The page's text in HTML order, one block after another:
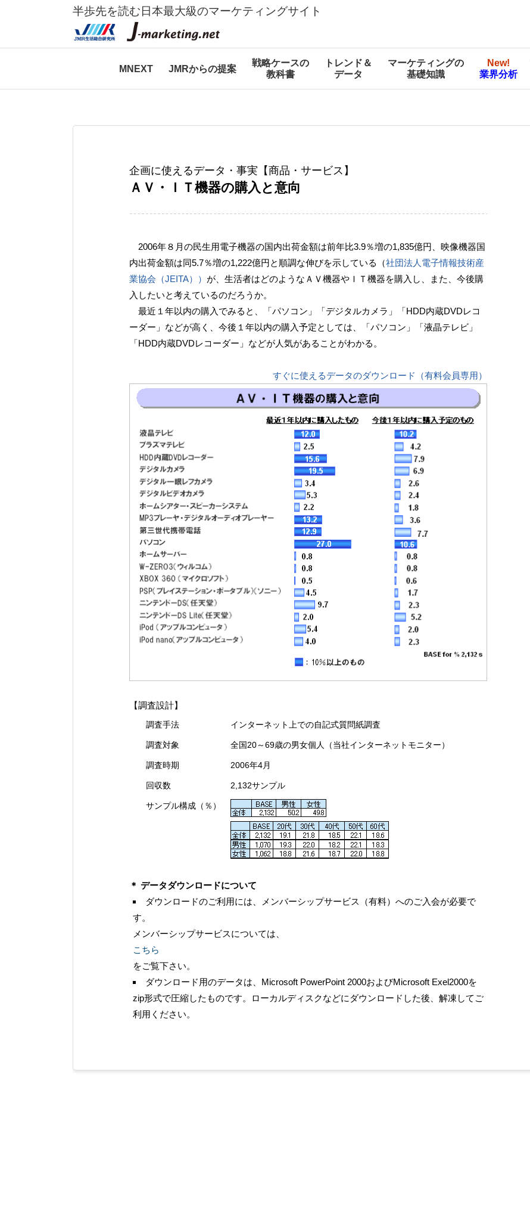
半歩先を読む日本最大級のマーケティングサイト
MNEXT JMRからの提案
戦略ケースの
教科書
トレンド＆
データ
マーケティングの
基礎知識
New!
業界分析
企画に使えるデータ・事実【商品・サービス】
ＡＶ・ＩＴ機器の購入と意向
2006年８月の民生用電子機器の国内出荷金額は前年比3.9％増の1,835億円、映像機器国
内出荷金額は同5.7％増の1,222億円と順調な伸びを示している（社団法人電子情報技術産
業協会（JEITA）） が、生活者はどのようなＡＶ機器やＩＴ機器を購入し、また、今後購
入したいと考えているのだろうか。
最近１年以内の購入でみると、「パソコン」「デジタルカメラ」「HDD内蔵DVDレコ
ーダー」などが高く、今後１年以内の購入予定としては、「パソコン」「液晶テレビ」
「HDD内蔵DVDレコーダー」などが人気があることがわかる。
すぐに使えるデータのダウンロード（有料会員専用）
【調査設計】
調査手法 インターネット上での自記式質問紙調査
調査対象 全国20～69歳の男女個人（当社インターネットモニター）
調査時期 2006年4月
回収数 2,132サンプル
サンプル構成（％）
＊ データダウンロードについて
ダウンロードのご利用には、メンバーシップサービス（有料）へのご入会が必要で
す。
メンバーシップサービスについては、
こちら
をご覧下さい。
ダウンロード用のデータは、Microsoft PowerPoint 2000およびMicrosoft Exel2000を
zip形式で圧縮したものです。ローカルディスクなどにダウンロードした後、解凍してご
利用ください。